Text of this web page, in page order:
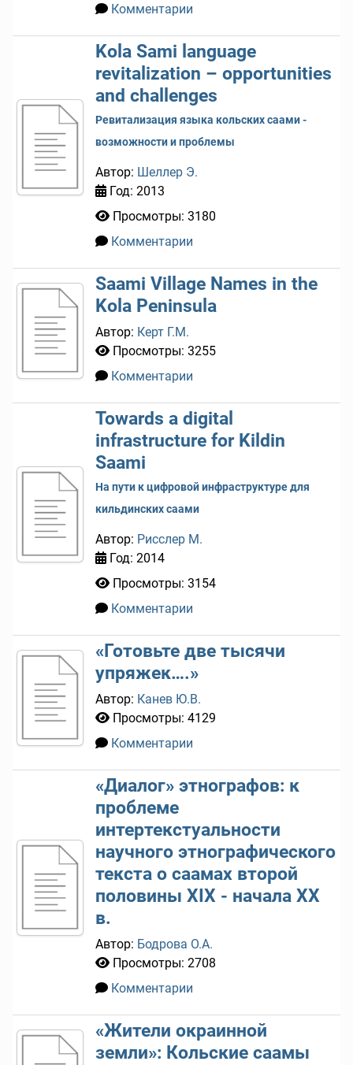
Комментарии
Kola Sami language
revitalization – opportunities
and challenges
Ревитализация языка кольских саами -
возможности и проблемы
Автор: Шеллер Э.
Год: 2013
Просмотры: 3180
Комментарии
Saami Village Names in the
Kola Peninsula
Автор: Керт Г.М.
Просмотры: 3255
Комментарии
Towards a digital
infrastructure for Kildin
Saami
На пути к цифровой инфраструктуре для
кильдинских саами
Автор: Рисслер М.
Год: 2014
Просмотры: 3154
Комментарии
«Готовьте две тысячи
упряжек….»
Автор: Канев Ю.В.
Просмотры: 4129
Комментарии
«Диалог» этнографов: к
проблеме
интертекстуальности
научного этнографического
текста о саамах второй
половины XIX - начала XX
в.
Автор: Бодрова О.А.
Просмотры: 2708
Комментарии
«Жители окраинной
земли»: Кольские саамы